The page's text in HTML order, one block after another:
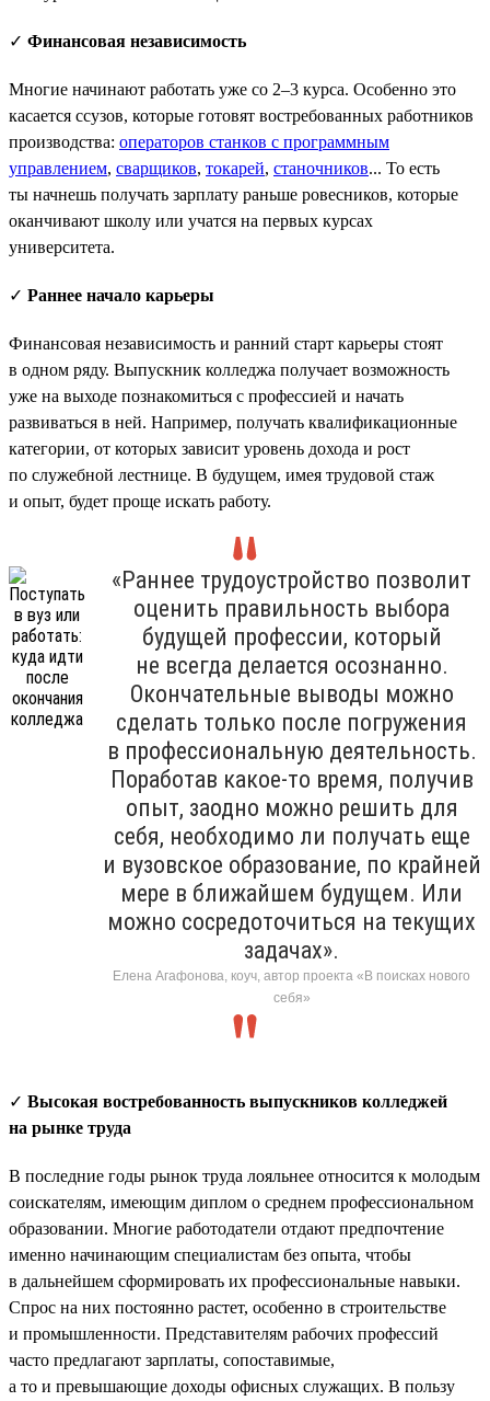
✓ Финансовая независимость
Многие начинают работать уже со 2–3 курса. Особенно это
касается ссузов, которые готовят востребованных работников
производства: операторов станков с программным
управлением, сварщиков, токарей, станочников... То есть
ты начнешь получать зарплату раньше ровесников, которые
оканчивают школу или учатся на первых курсах
университета.
✓ Раннее начало карьеры
Финансовая независимость и ранний старт карьеры стоят
в одном ряду. Выпускник колледжа получает возможность
уже на выходе познакомиться с профессией и начать
развиваться в ней. Например, получать квалификационные
категории, от которых зависит уровень дохода и рост
по служебной лестнице. В будущем, имея трудовой стаж
и опыт, будет проще искать работу.
«Раннее трудоустройство позволит
оценить правильность выбора
будущей профессии, который
не всегда делается осознанно.
Окончательные выводы можно
сделать только после погружения
в профессиональную деятельность.
Поработав какое-то время, получив
опыт, заодно можно решить для
себя, необходимо ли получать еще
и вузовское образование, по крайней
мере в ближайшем будущем. Или
можно сосредоточиться на текущих
задачах».
Елена Агафонова, коуч, автор проекта «В поисках нового
себя»
✓ Высокая востребованность выпускников колледжей
на рынке труда
В последние годы рынок труда лояльнее относится к молодым
соискателям, имеющим диплом о среднем профессиональном
образовании. Многие работодатели отдают предпочтение
именно начинающим специалистам без опыта, чтобы
в дальнейшем сформировать их профессиональные навыки.
Спрос на них постоянно растет, особенно в строительстве
и промышленности. Представителям рабочих профессий
часто предлагают зарплаты, сопоставимые,
а то и превышающие доходы офисных служащих. В пользу